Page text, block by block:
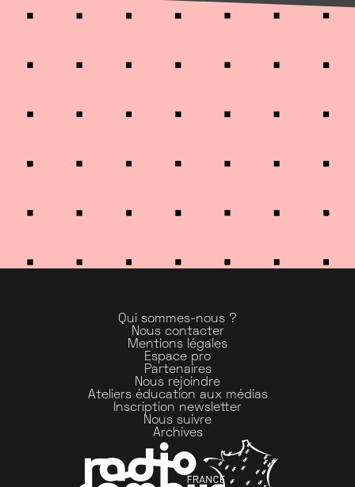
Qui sommes-nous ?
Nous contacter
Mentions légales
Espace pro
Partenaires
Nous rejoindre
Ateliers éducation aux médias
Inscription newsletter
Nous suivre
Archives